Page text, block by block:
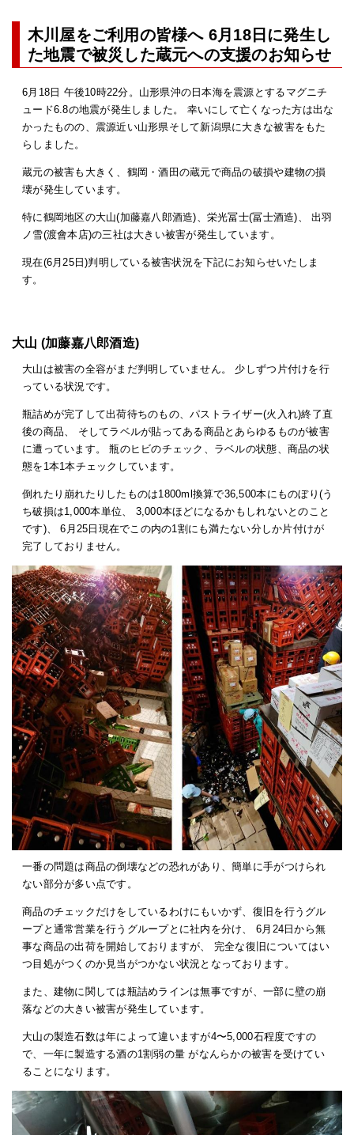
木川屋をご利用の皆様へ 6月18日に発生し
た地震で被災した蔵元への支援のお知らせ
6月18日 午後10時22分。山形県沖の日本海を震源とするマグニチ
ュード6.8の地震が発生しました。 幸いにして亡くなった方は出な
かったものの、震源近い山形県そして新潟県に大きな被害をもた
らしました。
蔵元の被害も大きく、鶴岡・酒田の蔵元で商品の破損や建物の損
壊が発生しています。
特に鶴岡地区の大山(加藤嘉八郎酒造)、栄光冨士(冨士酒造)、 出羽
ノ雪(渡會本店)の三社は大きい被害が発生しています。
現在(6月25日)判明している被害状況を下記にお知らせいたしま
す。
大山 (加藤嘉八郎酒造)
大山は被害の全容がまだ判明していません。 少しずつ片付けを行
っている状況です。
瓶詰めが完了して出荷待ちのもの、パストライザー(火入れ)終了直
後の商品、 そしてラベルが貼ってある商品とあらゆるものが被害
に遭っています。 瓶のヒビのチェック、ラベルの状態、商品の状
態を1本1本チェックしています。
倒れたり崩れたりしたものは1800ml換算で36,500本にものぼり(う
ち破損は1,000本単位、 3,000本ほどになるかもしれないとのこと
です)、 6月25日現在でこの内の1割にも満たない分しか片付けが
完了しておりません。
一番の問題は商品の倒壊などの恐れがあり、簡単に手がつけられ
ない部分が多い点です。
商品のチェックだけをしているわけにもいかず、復旧を行うグル
ープと通常営業を行うグループとに社内を分け、 6月24日から無
事な商品の出荷を開始しておりますが、 完全な復旧についてはい
つ目処がつくのか見当がつかない状況となっております。
また、建物に関しては瓶詰めラインは無事ですが、一部に壁の崩
落などの大きい被害が発生しています。
大山の製造石数は年によって違いますが4〜5,000石程度ですの
で、一年に製造する酒の1割弱の量 がなんらかの被害を受けてい
ることになります。